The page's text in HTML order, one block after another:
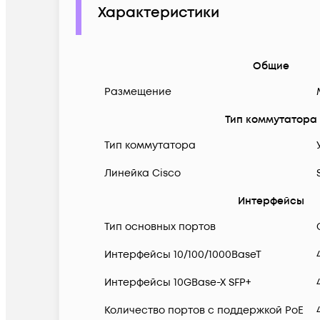
Характеристики
Общие
Размещение
Тип коммутатора
Тип коммутатора
Линейка Cisco
Интерфейсы
Тип основных портов
Интерфейсы 10/100/1000BaseT
Интерфейсы 10GBase-X SFP+
Количество портов с поддержкой PoE